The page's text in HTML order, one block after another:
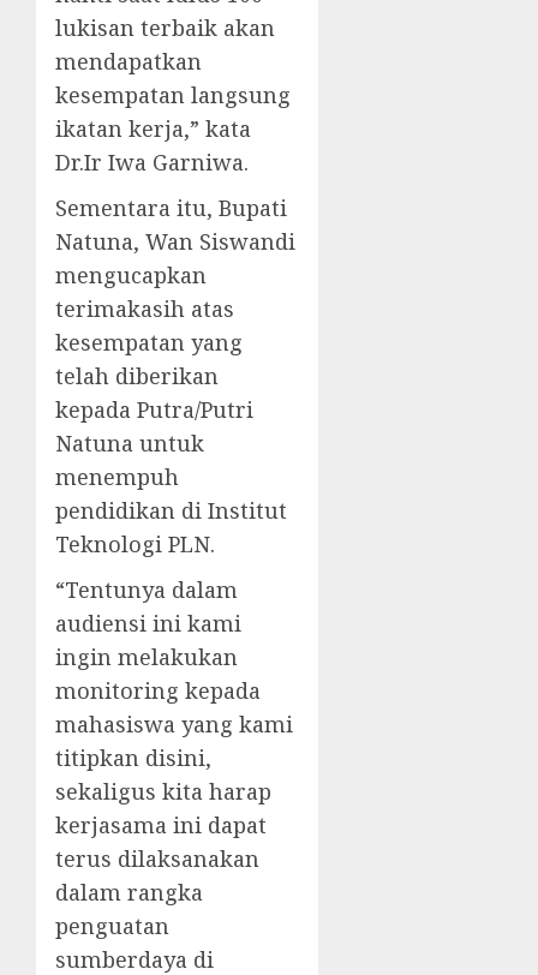
lukisan terbaik akan
mendapatkan
kesempatan langsung
ikatan kerja,” kata
Dr.Ir Iwa Garniwa.
Sementara itu, Bupati
Natuna, Wan Siswandi
mengucapkan
terimakasih atas
kesempatan yang
telah diberikan
kepada Putra/Putri
Natuna untuk
menempuh
pendidikan di Institut
Teknologi PLN.
“Tentunya dalam
audiensi ini kami
ingin melakukan
monitoring kepada
mahasiswa yang kami
titipkan disini,
sekaligus kita harap
kerjasama ini dapat
terus dilaksanakan
dalam rangka
penguatan
sumberdaya di